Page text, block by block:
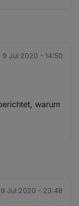
9 Jul 2020 - 14:50
warum
9 Jul 2020 - 23:48